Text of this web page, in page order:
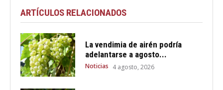
ARTÍCULOS RELACIONADOS
La vendimia de airén podría
adelantarse a agosto...
Noticias 4 agosto, 2026